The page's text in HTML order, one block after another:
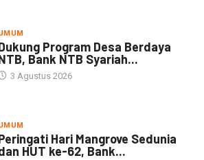
Program Desa Berdaya
Bank NTB Syariah...
3 Agustus 2026
Hari Mangrove Sedunia
HUT ke-62, Bank...